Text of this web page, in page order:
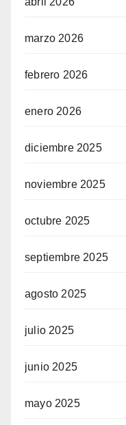
marzo 2026
febrero 2026
enero 2026
diciembre 2025
noviembre 2025
octubre 2025
septiembre 2025
agosto 2025
julio 2025
junio 2025
mayo 2025